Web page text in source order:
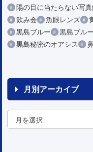
陽の目に当たらない写真
飲み会
魚眼レンズ
黒島ブルー
黒島ブル
黒島秘密のオアシス
月別アーカイブ